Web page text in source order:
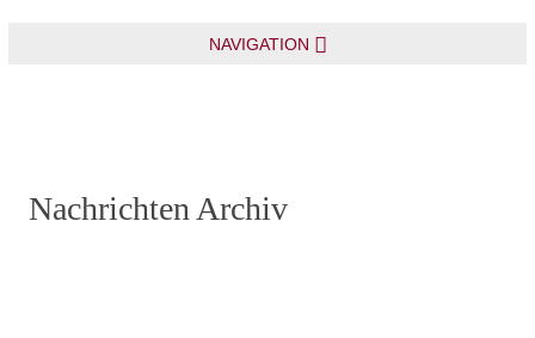
NAVIGATION
Nachrichten Archiv